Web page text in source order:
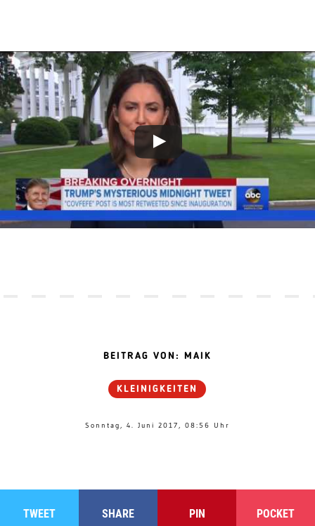
BEITRAG VON: MAIK
KLEINIGKEITEN
Sonntag, 4. Juni 2017, 08:56 Uhr
TWEET SHARE PIN POCKET